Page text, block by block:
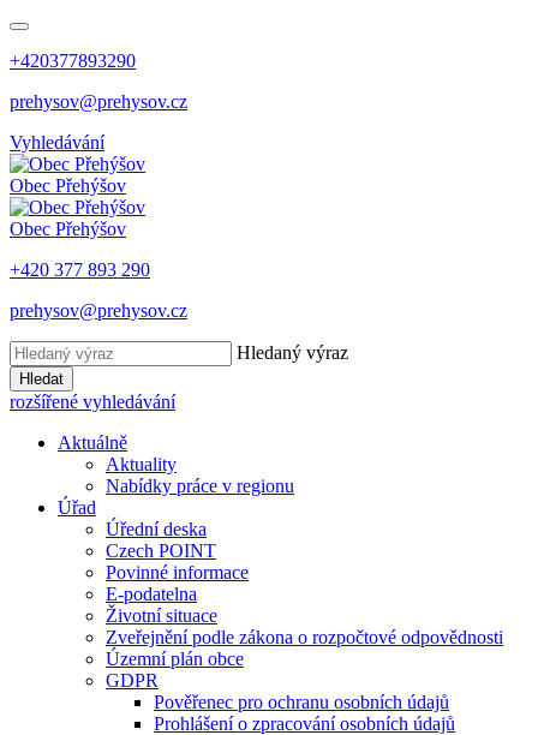
+420377893290
prehysov@prehysov.cz
Vyhledávání
Obec Přehýšov
Obec Přehýšov
+420 377 893 290
prehysov@prehysov.cz
Hledaný výraz
Hledat
rozšířené vyhledávání
Aktuálně
Aktuality
Nabídky práce v regionu
Úřad
Úřední deska
Czech POINT
Povinné informace
E-podatelna
Životní situace
Zveřejnění podle zákona o rozpočtové odpovědnosti
Územní plán obce
GDPR
Pověřenec pro ochranu osobních údajů
Prohlášení o zpracování osobních údajů